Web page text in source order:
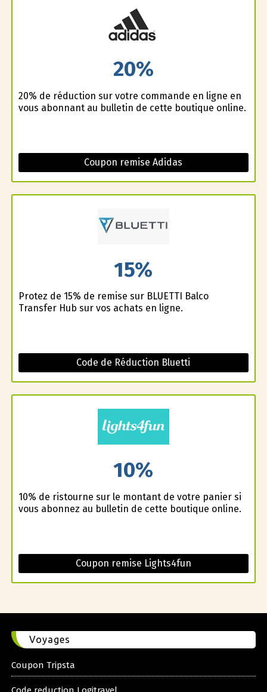
20%
20% de réduction sur votre commande en ligne en
vous abonnant au bulletin de cette boutique online.
Coupon remise Adidas
15%
Profitez de 15% de remise sur BLUETTI Balco
Transfer Hub sur vos achats en ligne.
Code de Réduction Bluetti
10%
10% de ristourne sur le montant de votre panier si
vous abonnez au bulletin de cette boutique online.
Coupon remise Lights4fun
Voyages
Coupon Tripsta